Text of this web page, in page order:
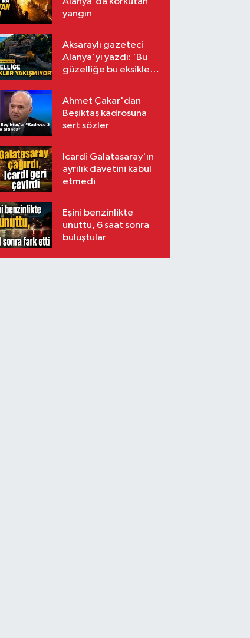
yangın
Aksaraylı gazeteci
Alanya'yı yazdı: 'Bu
güzelliğe bu eksikler
Ahmet Çakar'dan
Beşiktaş kadrosuna
sert sözler
Icardi Galatasaray'ın
ayrılık davetini kabul
etmedi
Eşini benzinlikte
unuttu, 6 saat sonra
buluştular